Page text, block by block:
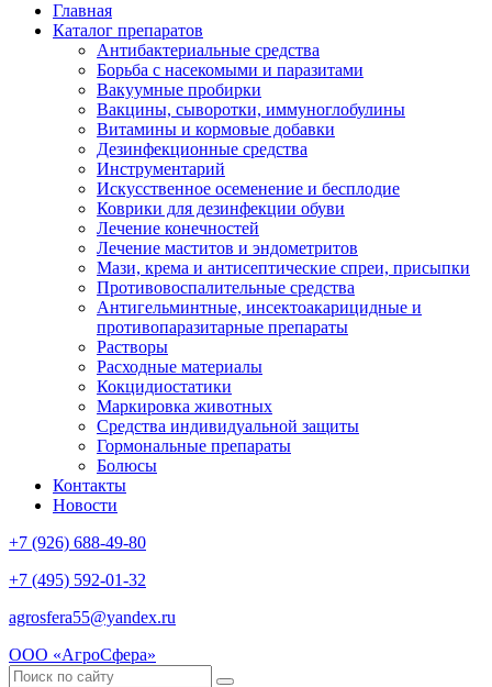
Главная
Каталог препаратов
Антибактериальные средства
Борьба с насекомыми и паразитами
Вакуумные пробирки
Вакцины, сыворотки, иммуноглобулины
Витамины и кормовые добавки
Дезинфекционные средства
Инструментарий
Искусственное осеменение и бесплодие
Коврики для дезинфекции обуви
Лечение конечностей
Лечение маститов и эндометритов
Мази, крема и антисептические спреи, присыпки
Противовоспалительные средства
Антигельминтные, инсектоакарицидные и
противопаразитарные препараты
Растворы
Расходные материалы
Кокцидиостатики
Маркировка животных
Средства индивидуальной защиты
Гормональные препараты
Болюсы
Контакты
Новости
+7 (926) 688-49-80
+7 (495) 592-01-32
agrosfera55@yandex.ru
ООО «АгроСфера»